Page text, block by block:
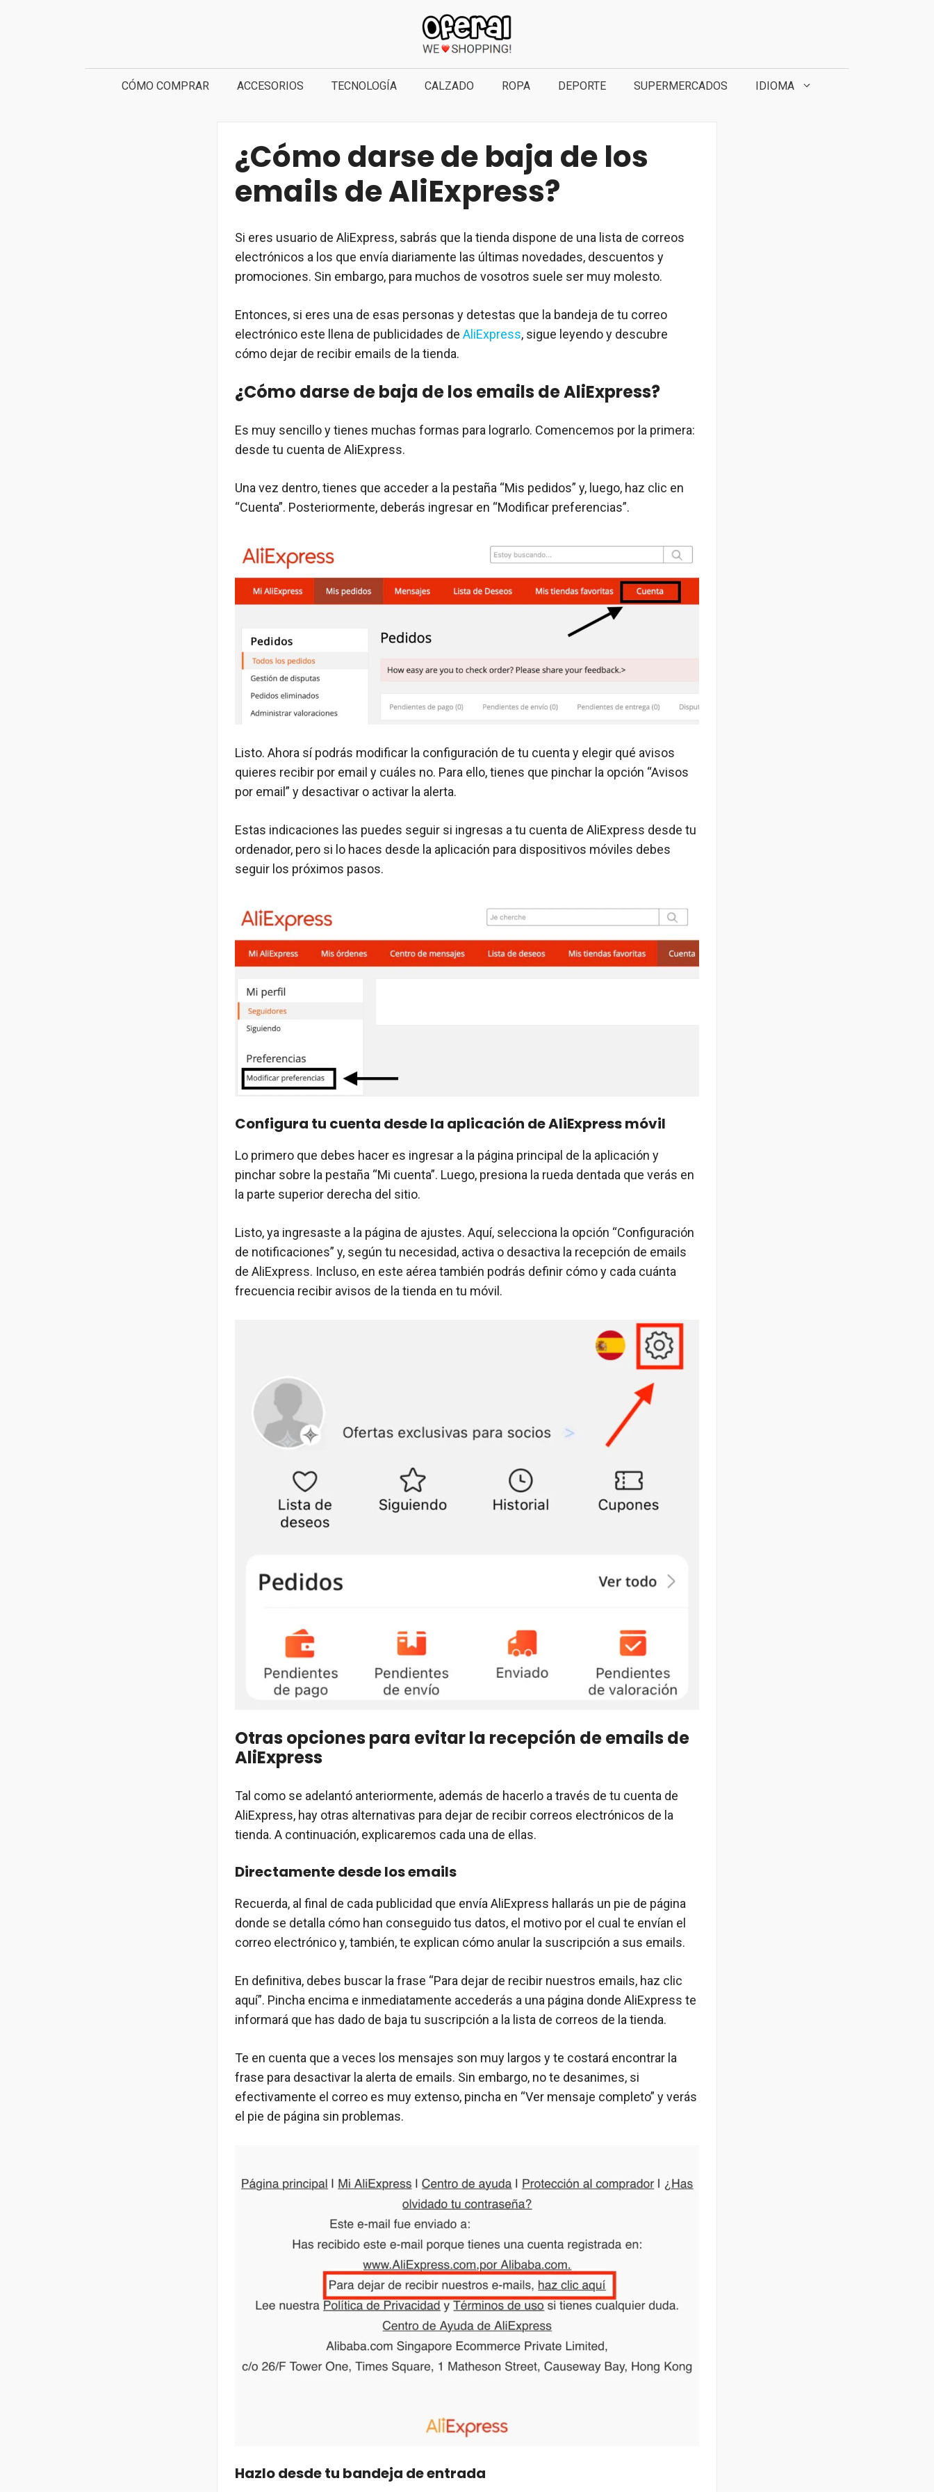
CÓMO COMPRAR ACCESORIOS TECNOLOGÍA CALZADO ROPA DEPORTE SUPERMERCADOS IDIOMA
¿Cómo darse de baja de los
emails de AliExpress?
Si eres usuario de AliExpress, sabrás que la tienda dispone de una lista de correos
electrónicos a los que envía diariamente las últimas novedades, descuentos y
promociones. Sin embargo, para muchos de vosotros suele ser muy molesto.
Entonces, si eres una de esas personas y detestas que la bandeja de tu correo
electrónico este llena de publicidades de AliExpress, sigue leyendo y descubre
cómo dejar de recibir emails de la tienda.
¿Cómo darse de baja de los emails de AliExpress?
Es muy sencillo y tienes muchas formas para lograrlo. Comencemos por la primera:
desde tu cuenta de AliExpress.
Una vez dentro, tienes que acceder a la pestaña “Mis pedidos” y, luego, haz clic en
“Cuenta”. Posteriormente, deberás ingresar en “Modificar preferencias”.
Listo. Ahora sí podrás modificar la configuración de tu cuenta y elegir qué avisos
quieres recibir por email y cuáles no. Para ello, tienes que pinchar la opción “Avisos
por email” y desactivar o activar la alerta.
Estas indicaciones las puedes seguir si ingresas a tu cuenta de AliExpress desde tu
ordenador, pero si lo haces desde la aplicación para dispositivos móviles debes
seguir los próximos pasos.
Configura tu cuenta desde la aplicación de AliExpress móvil
Lo primero que debes hacer es ingresar a la página principal de la aplicación y
pinchar sobre la pestaña “Mi cuenta”. Luego, presiona la rueda dentada que verás en
la parte superior derecha del sitio.
Listo, ya ingresaste a la página de ajustes. Aquí, selecciona la opción “Configuración
de notificaciones” y, según tu necesidad, activa o desactiva la recepción de emails
de AliExpress. Incluso, en este aérea también podrás definir cómo y cada cuánta
frecuencia recibir avisos de la tienda en tu móvil.
Otras opciones para evitar la recepción de emails de
AliExpress
Tal como se adelantó anteriormente, además de hacerlo a través de tu cuenta de
AliExpress, hay otras alternativas para dejar de recibir correos electrónicos de la
tienda. A continuación, explicaremos cada una de ellas.
Directamente desde los emails
Recuerda, al final de cada publicidad que envía AliExpress hallarás un pie de página
donde se detalla cómo han conseguido tus datos, el motivo por el cual te envían el
correo electrónico y, también, te explican cómo anular la suscripción a sus emails.
En definitiva, debes buscar la frase “Para dejar de recibir nuestros emails, haz clic
aquí”. Pincha encima e inmediatamente accederás a una página donde AliExpress te
informará que has dado de baja tu suscripción a la lista de correos de la tienda.
Te en cuenta que a veces los mensajes son muy largos y te costará encontrar la
frase para desactivar la alerta de emails. Sin embargo, no te desanimes, si
efectivamente el correo es muy extenso, pincha en “Ver mensaje completo” y verás
el pie de página sin problemas.
Hazlo desde tu bandeja de entrada